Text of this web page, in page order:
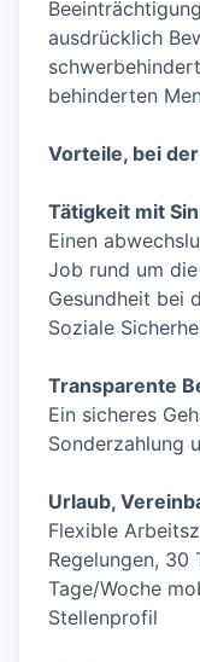
ausdrücklich
behinderten
Vorteile, bei
Tätigkeit mit
Einen
Job rund um
Gesundheit bei
Soziale
Transparente
Ein sicheres
Sonderzahlung
Urlaub,
Flexible
Regelungen, 30
Tage/Woche
Stellenprofil